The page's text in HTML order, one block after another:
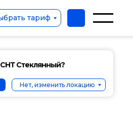
тариф
Нет, изменить локацию
Стеклянный?